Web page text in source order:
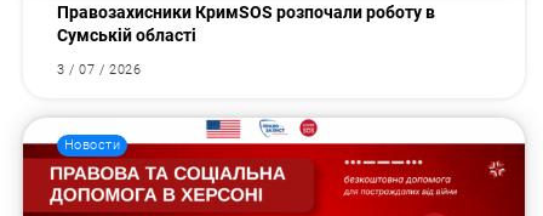
Правозахисники КримSOS розпочали роботу в
Сумській області
3 / 07 / 2026
Новости